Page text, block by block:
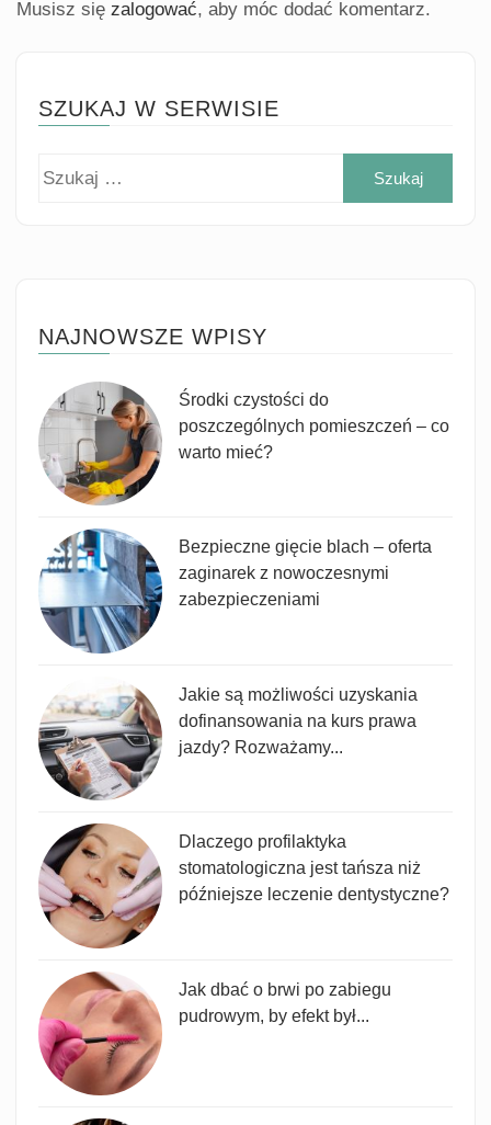
Musisz się zalogować, aby móc dodać komentarz.
SZUKAJ W SERWISIE
NAJNOWSZE WPISY
Środki czystości do
poszczególnych pomieszczeń – co
warto mieć?
Bezpieczne gięcie blach – oferta
zaginarek z nowoczesnymi
zabezpieczeniami
Jakie są możliwości uzyskania
dofinansowania na kurs prawa
jazdy? Rozważamy...
Dlaczego profilaktyka
stomatologiczna jest tańsza niż
późniejsze leczenie dentystyczne?
Jak dbać o brwi po zabiegu
pudrowym, by efekt był...